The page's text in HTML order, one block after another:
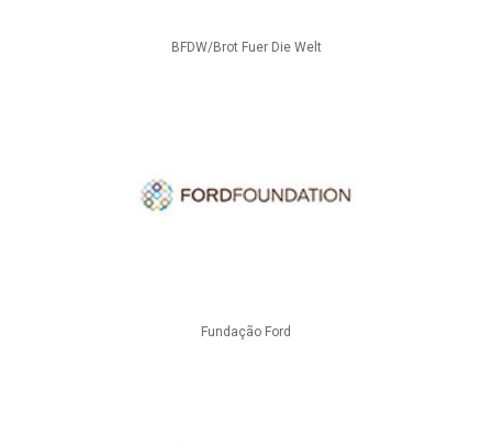
BFDW/Brot Fuer Die Welt
Fundação Ford